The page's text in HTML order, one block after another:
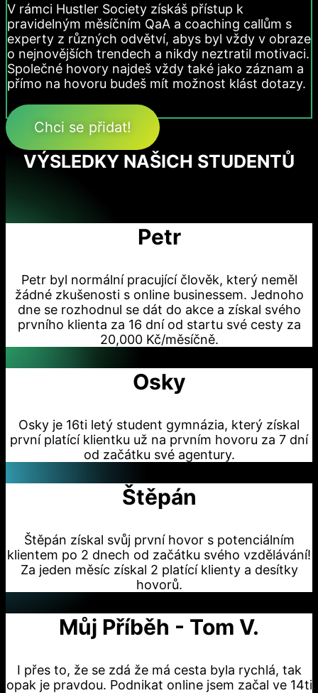
V rámci Hustler Society získáš přístup k
pravidelným měsíčním QaA a coaching callům s
experty z různých odvětví, abys byl vždy v obraze
o nejnovějších trendech a nikdy neztratil motivaci.
Společné hovory najdeš vždy také jako záznam a
přímo na hovoru budeš mít možnost klást dotazy.
Chci se přidat!
VÝSLEDKY NAŠICH STUDENTŮ
Petr
Petr byl normální pracující člověk, který neměl
žádné zkušenosti s online businessem. Jednoho
dne se rozhodnul se dát do akce a získal svého
prvního klienta za 16 dní od startu své cesty za
20,000 Kč/měsíčně.
Osky
Osky je 16ti letý student gymnázia, který získal
první platící klientku už na prvním hovoru za 7 dní
od začátku své agentury.
Štěpán
Štěpán získal svůj první hovor s potenciálním
klientem po 2 dnech od začátku svého vzdělávání!
Za jeden měsíc získal 2 platící klienty a desítky
hovorů.
Můj Příběh - Tom V.
I přes to, že se zdá že má cesta byla rychlá, tak
opak je pravdou. Podnikat online jsem začal ve 14ti